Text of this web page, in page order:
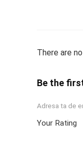
There are
Be the
Adresa ta de
Your Rating